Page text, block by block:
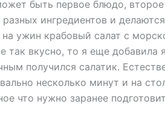
быть первое блюдо,
ингредиентов и
ужин крабовый салат с
так вкусно, то я еще добавила
получился салатик.
несколько минут и на
что нужно заранее